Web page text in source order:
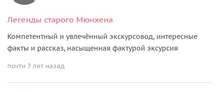
Легенды старого Мюнхена
Компетентный и увлечённый экскурсовод, интересные
факты и рассказ, насыщенная фактурой эксурсия
почти 7 лет назад